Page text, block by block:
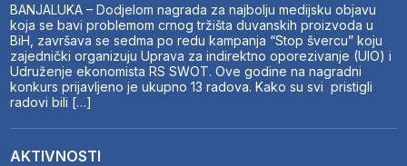
BANJALUKA – Dodjelom nagrada za najbolju medijsku objavu
koja se bavi problemom crnog tržišta duvanskih proizvoda u
BiH, završava se sedma po redu kampanja “Stop švercu” koju
zajednički organizuju Uprava za indirektno oporezivanje (UIO) i
Udruženje ekonomista RS SWOT. Ove godine na nagradni
konkurs prijavljeno je ukupno 13 radova. Kako su svi pristigli
radovi bili […]
AKTIVNOSTI